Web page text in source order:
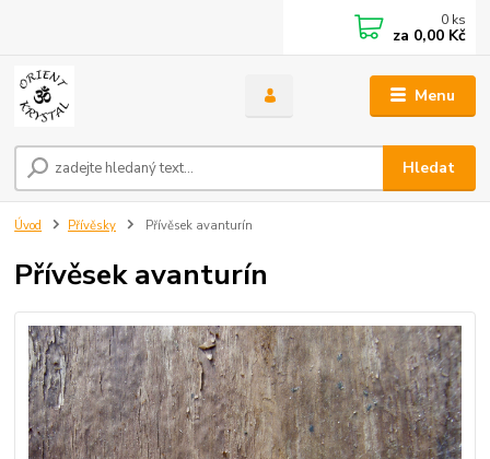
Menu
Hledat
0 ks
za 0,00 Kč
Úvod Přívěsky Přívěsek avanturín
Přívěsek avanturín